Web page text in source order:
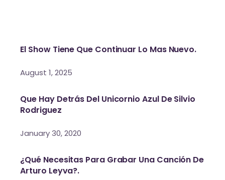
El Show Tiene Que Continuar Lo Mas Nuevo.
August 1, 2025
Que Hay Detrás Del Unicornio Azul De Silvio
Rodriguez
January 30, 2020
¿Qué Necesitas Para Grabar Una Canción De
Arturo Leyva?.